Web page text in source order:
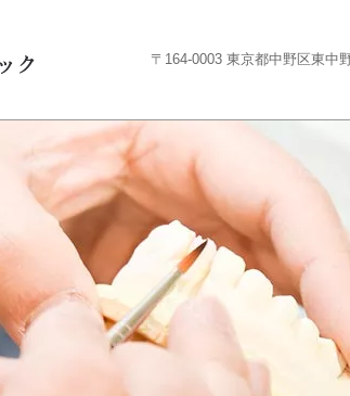
〒164-0003 東京都中野区東中